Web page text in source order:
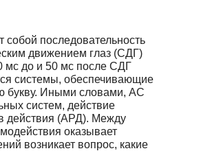
последовательность
движением глаз (СДГ)
мс до и 50 мс после СДГ
системы, обеспечивающие
букву. Иными словами, АС
систем, действие
действия (АРД). Между
оказывает
возникает вопрос, какие